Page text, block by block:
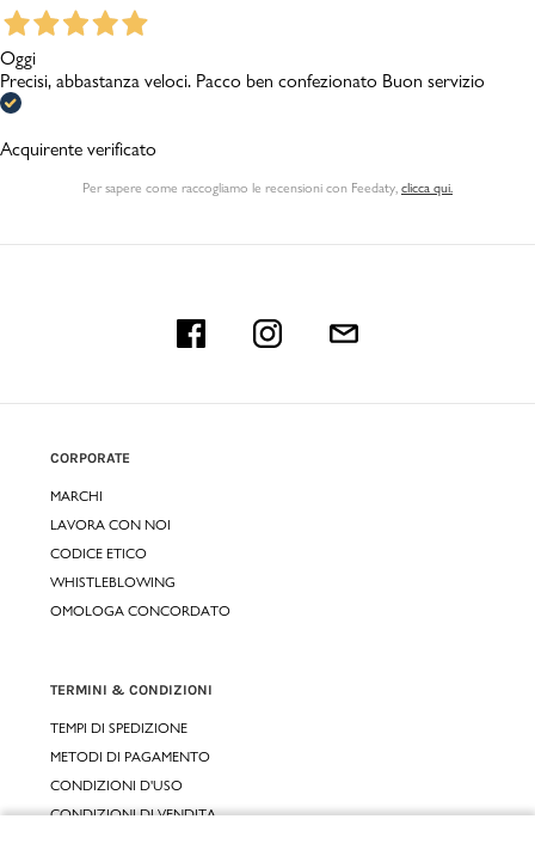
Oggi
Precisi, abbastanza veloci. Pacco ben confezionato Buon servizio
Acquirente verificato
Per sapere come raccogliamo le recensioni con Feedaty, clicca qui.
CORPORATE
MARCHI
LAVORA CON NOI
CODICE ETICO
WHISTLEBLOWING
OMOLOGA CONCORDATO
TERMINI & CONDIZIONI
TEMPI DI SPEDIZIONE
METODI DI PAGAMENTO
CONDIZIONI D'USO
CONDIZIONI DI VENDITA